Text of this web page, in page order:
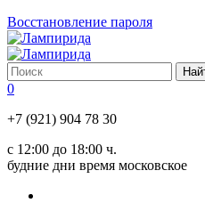
Восстановление пароля
0
+7 (921) 904 78 30
с 12:00 до 18:00 ч.
будние дни время московское